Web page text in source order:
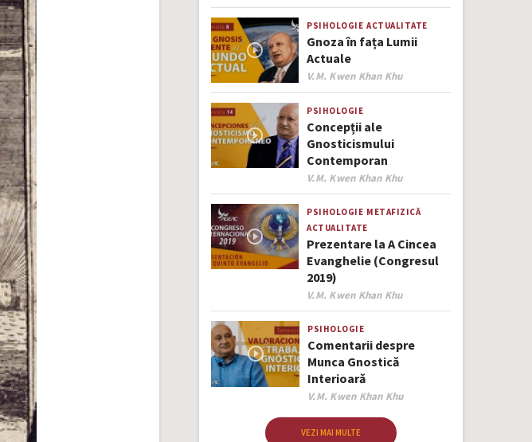
PSIHOLOGIE ACTUALITATE
Gnoza în fața Lumii
Actuale
Author
V.M. Kwen Khan Khu
PSIHOLOGIE
Concepții ale
Gnosticismului
Contemporan
Author
V.M. Kwen Khan Khu
PSIHOLOGIE METAFIZICĂ
ACTUALITATE
Prezentare la A Cincea
Evanghelie (Congresul
2019)
Author
V.M. Kwen Khan Khu
PSIHOLOGIE
Comentarii despre
Munca Gnostică
Interioară
Author
V.M. Kwen Khan Khu
VEZI MAI MULTE